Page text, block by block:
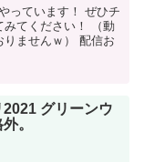
っています！ ぜひチ
みてください！ （動
ませんｗ） 配信お
グリーンウ
。